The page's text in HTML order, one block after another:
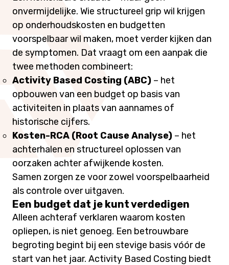
onvermijdelijke. Wie structureel grip wil krijgen
op onderhoudskosten en budgetten
voorspelbaar wil maken, moet verder kijken dan
de symptomen. Dat vraagt om een aanpak die
twee methoden combineert:
Activity Based Costing (ABC) – het
opbouwen van een budget op basis van
activiteiten in plaats van aannames of
historische cijfers.
Kosten-RCA (Root Cause Analyse) – het
achterhalen en structureel oplossen van
oorzaken achter afwijkende kosten.
Samen zorgen ze voor zowel voorspelbaarheid
als controle over uitgaven.
Een budget dat je kunt verdedigen
Alleen achteraf verklaren waarom kosten
opliepen, is niet genoeg. Een betrouwbare
begroting begint bij een stevige basis vóór de
start van het jaar. Activity Based Costing biedt